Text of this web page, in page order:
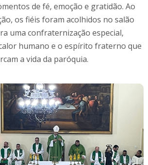
de fé, emoção e gratidão. Ao
os fiéis foram acolhidos no salão
uma confraternização especial,
humano e o espírito fraterno que
a vida da paróquia.